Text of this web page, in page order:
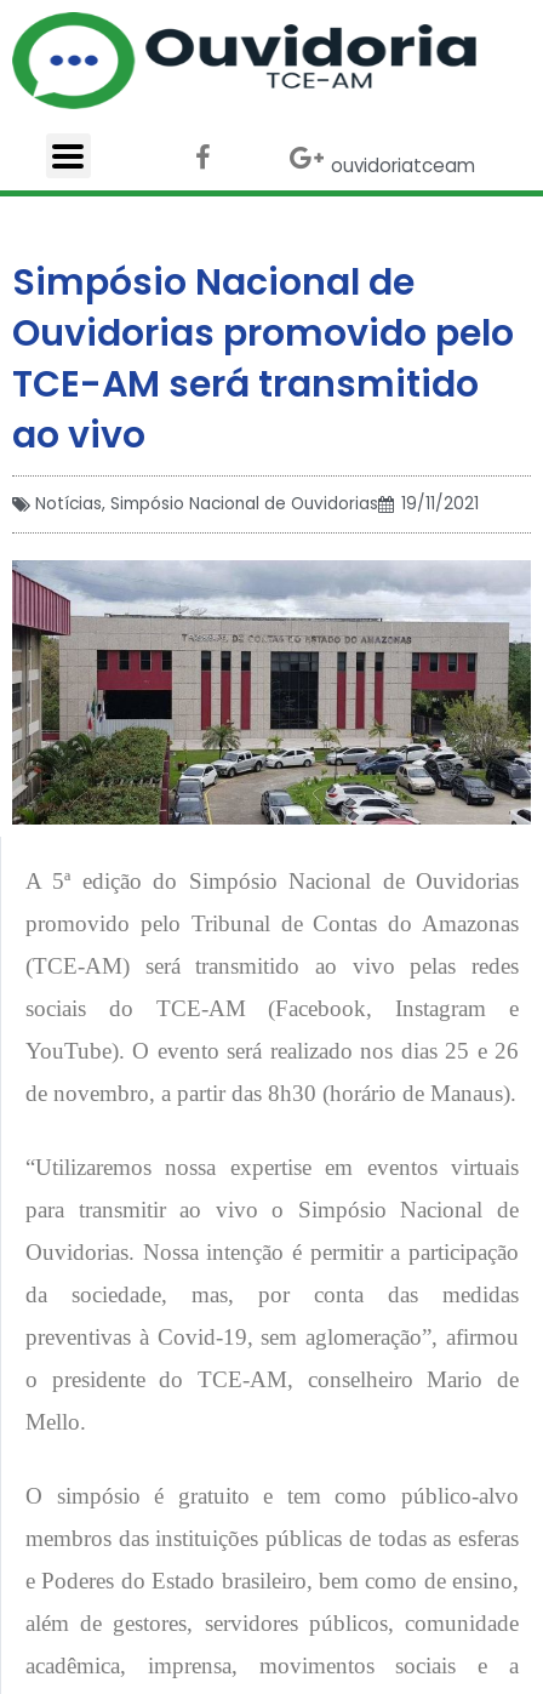
para
conteúdo
F
a
c
o
k
t
t
e
r
G
o
o
e
p
u
ouvidoriatceam
Simpósio Nacional de
Ouvidorias promovido pelo
TCE-AM será transmitido
ao vivo
Notícias, Simpósio Nacional de Ouvidorias 19/11/2021
A 5ª edição do Simpósio Nacional de Ouvidorias
promovido pelo Tribunal de Contas do Amazonas
(TCE-AM) será transmitido ao vivo pelas redes
sociais do TCE-AM (Facebook, Instagram e
YouTube). O evento será realizado nos dias 25 e 26
de novembro, a partir das 8h30 (horário de Manaus).
“Utilizaremos nossa expertise em eventos virtuais
para transmitir ao vivo o Simpósio Nacional de
Ouvidorias. Nossa intenção é permitir a participação
da sociedade, mas, por conta das medidas
preventivas à Covid-19, sem aglomeração”, afirmou
o presidente do TCE-AM, conselheiro Mario de
Mello.
O simpósio é gratuito e tem como público-alvo
membros das instituições públicas de todas as esferas
e Poderes do Estado brasileiro, bem como de ensino,
além de gestores, servidores públicos, comunidade
acadêmica, imprensa, movimentos sociais e a